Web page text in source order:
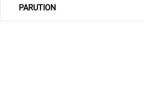
PARUTION